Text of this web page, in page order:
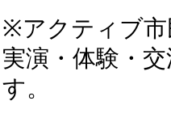
※アクティブ市
実演・体験・
す。